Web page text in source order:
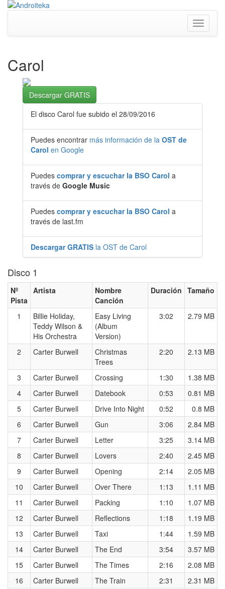
Toggle
Carol
Descargar GRATIS
El disco Carol fue subido el 28/09/2016
Puedes encontrar más información de la OST de
Carol en Google
Puedes comprar y escuchar la BSO Carol a
través de Google Music
Puedes comprar y escuchar la BSO Carol a
través de last.fm
Descargar GRATIS la OST de Carol
Disco 1
Nº
Pista
Artista
Nombre
Canción
Duración Tamaño
1
Billie Holiday,
Teddy Wilson &
His Orchestra
Easy Living
(Album
Version)
3:02 2.79 MB
2 Carter Burwell
Christmas
Trees
2:20 2.13 MB
3 Carter Burwell Crossing 1:30
1.38 MB
4
Carter Burwell Datebook 0:53
0.81 MB
5
Carter Burwell Drive Into Night 0:52
0.8 MB
6
Carter Burwell Gun 3:06
2.84 MB
7
Carter Burwell Letter 3:25
3.14 MB
8
Carter Burwell Lovers 2:40
2.45 MB
9
Carter Burwell Opening 2:14
2.05 MB
10
Carter Burwell Over There 1:13
1.11 MB
11
Carter Burwell Packing 1:10
1.07 MB
12
Carter Burwell Reflections 1:18
1.19 MB
13
Carter Burwell Taxi 1:44
1.59 MB
14
Carter Burwell The End 3:54
3.57 MB
15
Carter Burwell The Times 2:16
2.08 MB
16
Carter Burwell The Train 2:31
2.31 MB